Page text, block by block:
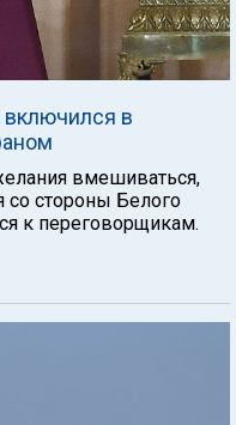
в
вмешиваться,
со стороны Белого
к переговорщикам.